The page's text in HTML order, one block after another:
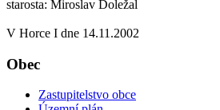
starosta: Miroslav Doležal
V Horce I dne 14.11.2002
Obec
Zastupitelstvo obce